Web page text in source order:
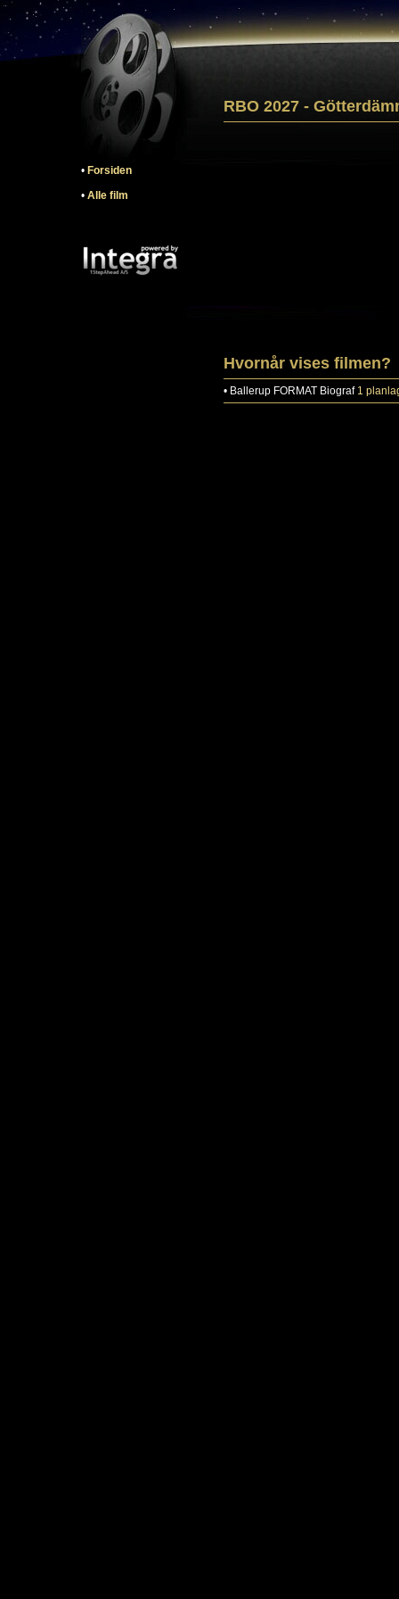
• Forsiden
• Alle film
RBO 2027 -
Hvornår vises filmen?
• Ballerup FORMAT Biograf 1